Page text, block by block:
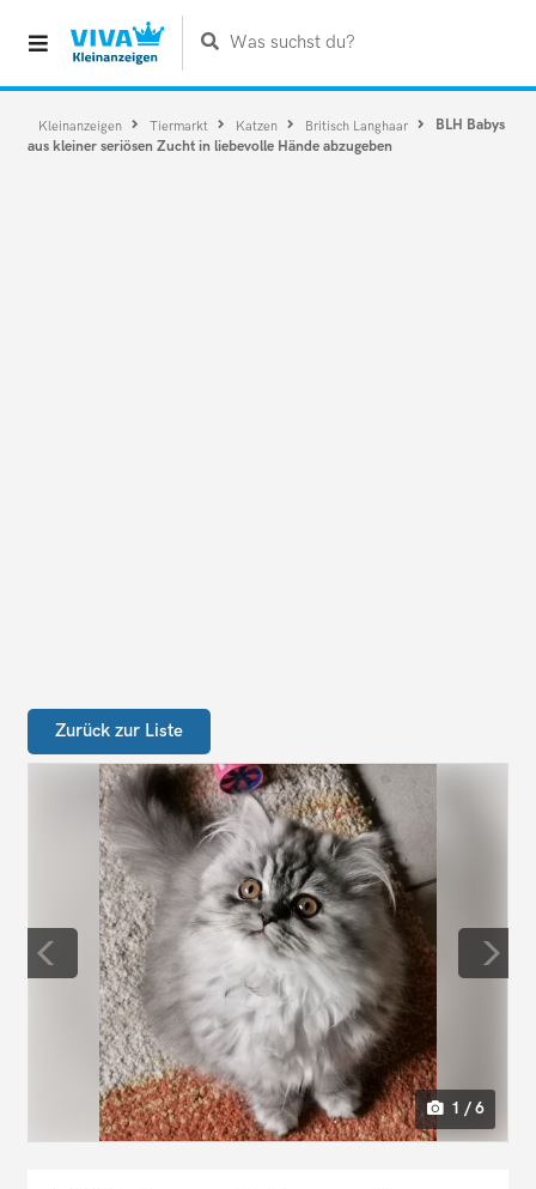
Was suchst du?
Kleinanzeigen Tiermarkt Katzen Britisch Langhaar
BLH Babys
aus kleiner seriösen Zucht in liebevolle Hände abzugeben
Zurück zur Liste
1 / 6